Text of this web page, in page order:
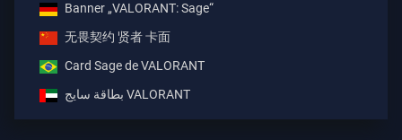
Banner „VALORANT: Sage“
无畏契约 贤者 卡面
Card Sage de VALORANT
بطاقة سايج VALORANT